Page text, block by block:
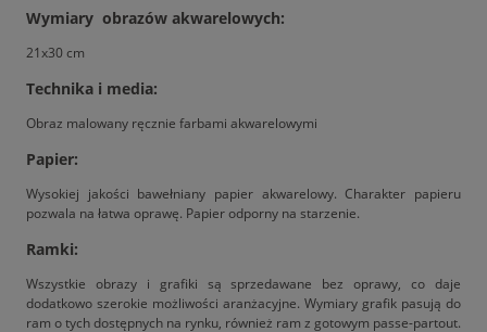
Wymiary obrazów akwarelowych:
21x30 cm
Technika i media:
Obraz malowany ręcznie farbami akwarelowymi
Papier:
Wysokiej jakości bawełniany papier akwarelowy. Charakter papieru
pozwala na łatwa oprawę. Papier odporny na starzenie.
Ramki:
Wszystkie obrazy i grafiki są sprzedawane bez oprawy, co daje
dodatkowo szerokie możliwości aranżacyjne. Wymiary grafik pasują do
ram o tych dostępnych na rynku, również ram z gotowym passe-partout.